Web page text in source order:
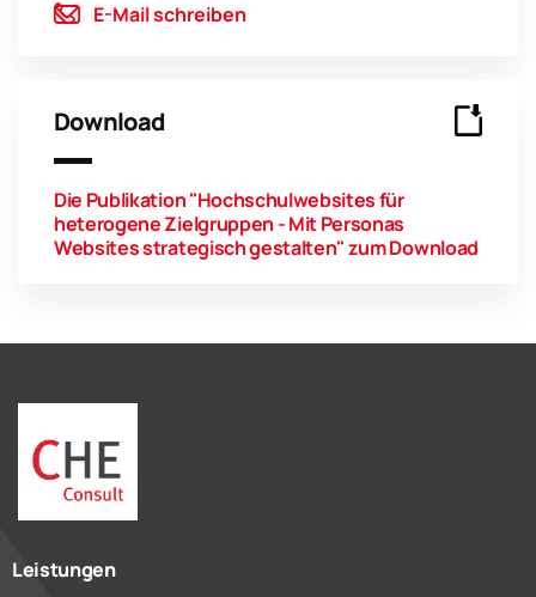
E-Mail schreiben
Download
Die Publikation "Hochschulwebsites für
heterogene Zielgruppen - Mit Personas
Websites strategisch gestalten" zum Download
Leistungen